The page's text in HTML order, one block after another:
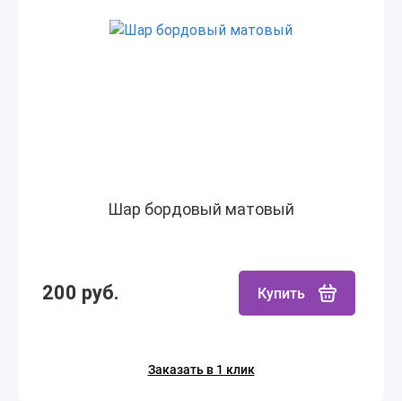
Шар бордовый матовый
200 руб. Купить
Заказать в 1 клик